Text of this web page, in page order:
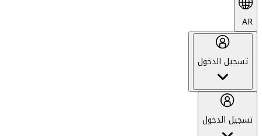
AR
تسجيل الدخول
تسجيل الدخول